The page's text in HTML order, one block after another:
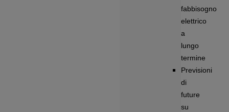
fabbisogno
elettrico
a
lungo
termine
Previsioni
di
future
su